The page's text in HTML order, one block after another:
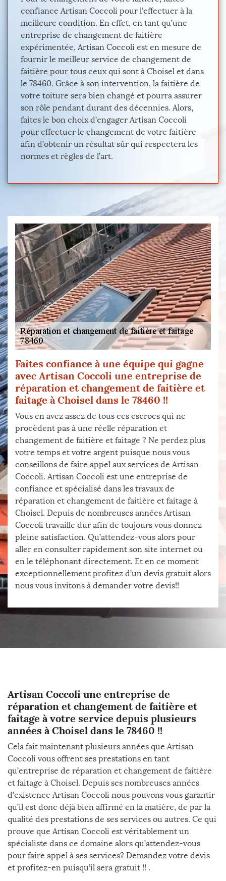
confiance Artisan Coccoli pour l’effectuer à la
meilleure condition. En effet, en tant qu’une
entreprise de changement de faitière
expérimentée, Artisan Coccoli est en mesure de
fournir le meilleur service de changement de
faitière pour tous ceux qui sont à Choisel et dans
le 78460. Grâce à son intervention, la faitière de
votre toiture sera bien changé et pourra assurer
son rôle pendant durant des décennies. Alors,
faites le bon choix d’engager Artisan Coccoli
pour effectuer le changement de votre faitière
afin d’obtenir un résultat sûr qui respectera les
normes et règles de l’art.
Faites confiance à une équipe qui gagne
avec Artisan Coccoli une entreprise de
réparation et changement de faitière et
faitage à Choisel dans le 78460 !!
Vous en avez assez de tous ces escrocs qui ne
procèdent pas à une réelle réparation et
changement de faitière et faitage ? Ne perdez plus
votre temps et votre argent puisque nous vous
conseillons de faire appel aux services de Artisan
Coccoli. Artisan Coccoli est une entreprise de
confiance et spécialisé dans les travaux de
réparation et changement de faitière et faitage à
Choisel. Depuis de nombreuses années Artisan
Coccoli travaille dur afin de toujours vous donnez
pleine satisfaction. Qu’attendez-vous alors pour
aller en consulter rapidement son site internet ou
en le téléphonant directement. Et en ce moment
exceptionnellement profitez d’un devis gratuit alors
nous vous invitons à demander votre devis!!
Artisan Coccoli une entreprise de
réparation et changement de faitière et
faitage à votre service depuis plusieurs
années à Choisel dans le 78460 !!
Cela fait maintenant plusieurs années que Artisan
Coccoli vous offrent ses prestations en tant
qu’entreprise de réparation et changement de faitière
et faitage à Choisel. Depuis ses nombreuses années
d’existence Artisan Coccoli nous pouvons vous garantir
qu’il est donc déjà bien affirmé en la matière, de par la
qualité des prestations de ses services ou autres. Ce qui
prouve que Artisan Coccoli est véritablement un
spécialiste dans ce domaine alors qu’attendez-vous
pour faire appel à ses services? Demandez votre devis
et profitez-en puisqu’il sera gratuit !! .